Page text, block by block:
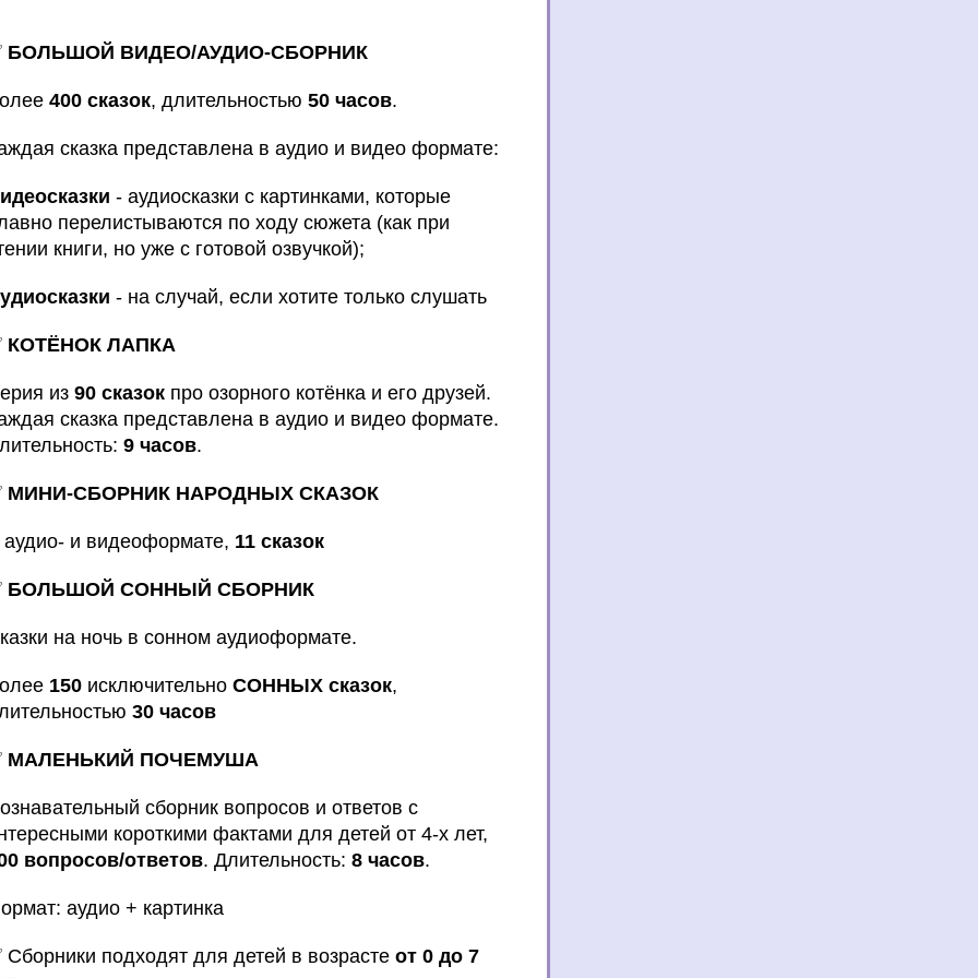
БОЛЬШОЙ ВИДЕО/АУДИО-СБОРНИК
400 сказок, длительностью 50 часов.
сказка представлена в аудио и видео формате:
- аудиосказки с картинками, которые
перелистываются по ходу сюжета (как при
книги, но уже с готовой озвучкой);
- на случай, если хотите только слушать
КОТЁНОК ЛАПКА
из 90 сказок про озорного котёнка и его друзей.
сказка представлена в аудио и видео формате.
9 часов.
МИНИ-СБОРНИК НАРОДНЫХ СКАЗОК
и видеоформате, 11 сказок
БОЛЬШОЙ СОННЫЙ СБОРНИК
на ночь в сонном аудиоформате.
150 исключительно СОННЫХ сказок,
30 часов
МАЛЕНЬКИЙ ПОЧЕМУША
сборник вопросов и ответов с
короткими фактами для детей от 4-х лет,
вопросов/ответов. Длительность: 8 часов.
аудио + картинка
Сборники подходят для детей в возрасте от 0 до 7